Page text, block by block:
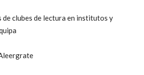
de clubes de lectura en institutos y